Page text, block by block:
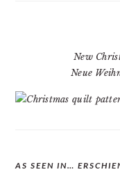
New
Neue
AS SEEN IN…